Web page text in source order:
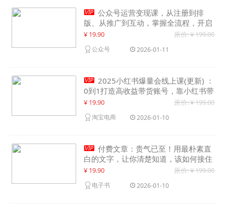
 公众号运营变现课，从注册到排
版、从推广到互动，掌握全流程，开启
个人品牌月入30000+
¥ 19.90 原价: ¥ 199.00
公众号 2026-01-11
 2025小红书爆量会线上课(更新) ：
0到1打造高收益带货账号，靠小红书带
货年入100w？机会来了！
¥ 19.90 原价: ¥ 199.00
淘宝电商 2026-01-10
 付费文章：贵气已至！用最朴素直
白的文字，让你清楚知道，该如何接住
这一次时代的泼天富贵
¥ 19.90 原价: ¥ 199.00
电子书 2026-01-10